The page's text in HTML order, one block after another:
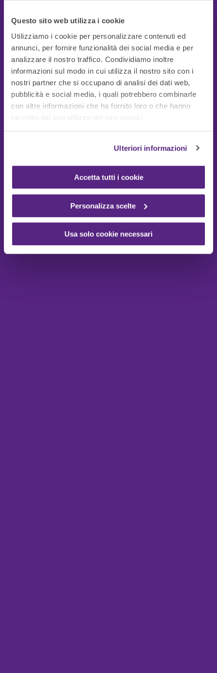
Questo sito web utilizza i cookie
Utilizziamo i cookie per personalizzare contenuti ed
annunci, per fornire funzionalità dei social media e per
analizzare il nostro traffico. Condividiamo inoltre
informazioni sul modo in cui utilizza il nostro sito con i
nostri partner che si occupano di analisi dei dati web,
pubblicità e social media, i quali potrebbero combinarle
con altre informazioni che ha fornito loro o che hanno
raccolto dal suo utilizzo dei loro servizi.
Ulteriori informazioni
Accetta tutti i cookie
Personalizza scelte
Usa solo cookie necessari
Guide Utili